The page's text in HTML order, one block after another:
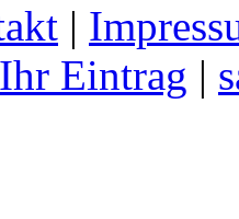
|
Ihr Eintrag |